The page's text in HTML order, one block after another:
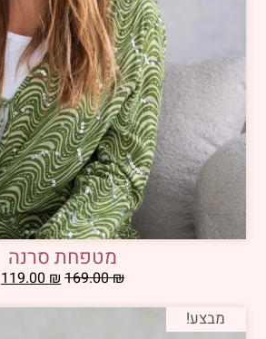
מטפחת סרנה
169.00₪
119.00₪
מבצע!